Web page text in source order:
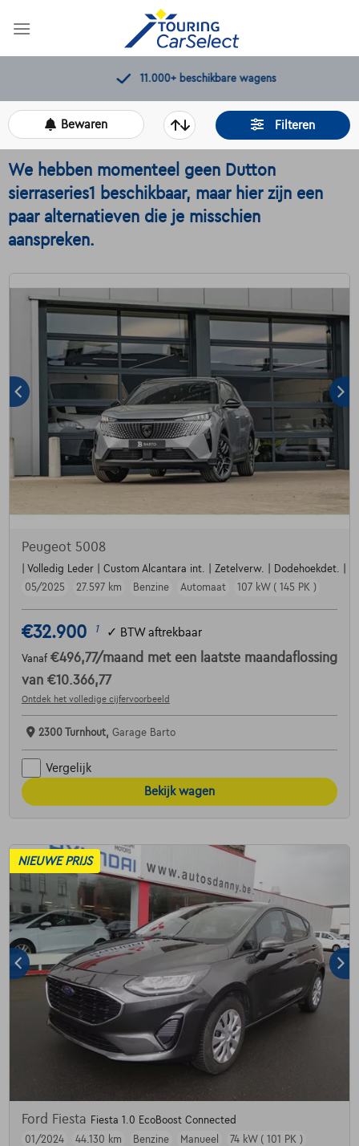
11.000+beschikbare wagens
Filteren
Bewaren
We hebben momenteel geen Dutton
sierraseries1 beschikbaar, maar hier zijn een
paar alternatieven die je misschien
aanspreken.
Peugeot 5008
| Volledig Leder | Custom Alcantara int. | Zetelverw. | Dodehoekdet. |
05/2025
27.597 km Benzine Automaat 107 kW ( 145 PK )
€32.900 1 ✓ BTW aftrekbaar
Vanaf €496,77/maand met een laatste maandaflossing
van €10.366,77
Ontdek het volledige cijfervoorbeeld
2300 Turnhout, Garage Barto
Vergelijk
Bekijk wagen
NIEUWE PRIJS
Ford Fiesta Fiesta 1.0 EcoBoost Connected
01/2024
44.130 km Benzine Manueel 74 kW ( 101 PK )